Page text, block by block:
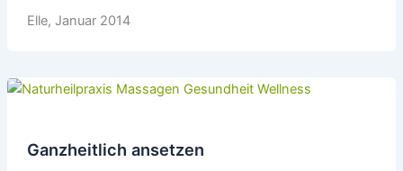
Elle, Januar 2014
Ganzheitlich ansetzen